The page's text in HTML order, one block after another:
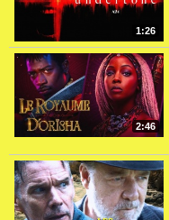
1:26
2:46